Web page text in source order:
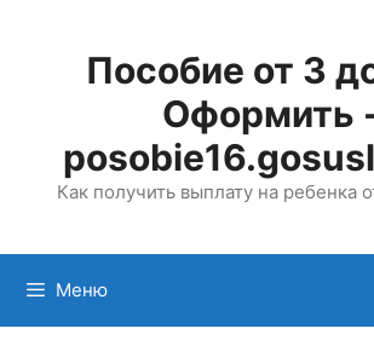
содержимомуПособие от 3
Оформить
Как получить выплату на ребенка
Меню